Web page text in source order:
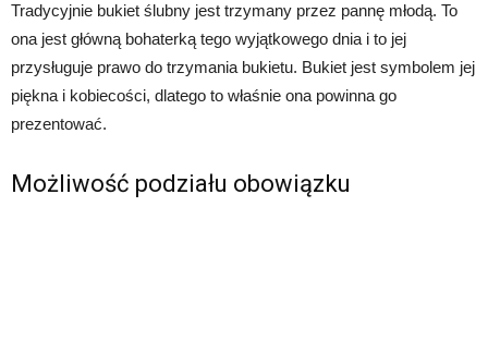
Tradycyjnie bukiet ślubny jest trzymany przez pannę młodą. To
ona jest główną bohaterką tego wyjątkowego dnia i to jej
przysługuje prawo do trzymania bukietu. Bukiet jest symbolem jej
piękna i kobiecości, dlatego to właśnie ona powinna go
prezentować.
Możliwość podziału obowiązku